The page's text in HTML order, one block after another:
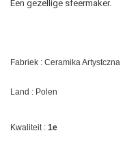
Een gezellige sfeermaker.
Fabriek : Ceramika Artystczna
Land : Polen
Kwaliteit : 1e